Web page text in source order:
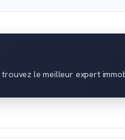
le meilleur expert